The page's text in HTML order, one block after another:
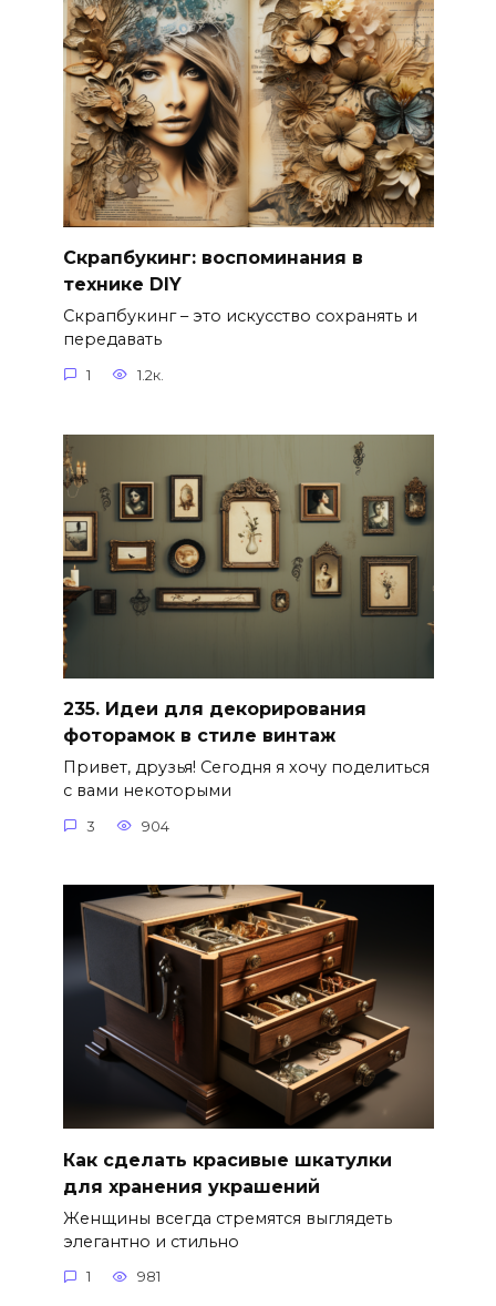
Скрапбукинг: воспоминания в
технике DIY
Скрапбукинг – это искусство сохранять и
передавать
1 1.2к.
235. Идеи для декорирования
фоторамок в стиле винтаж
Привет, друзья! Сегодня я хочу поделиться
с вами некоторыми
3 904
Как сделать красивые шкатулки
для хранения украшений
Женщины всегда стремятся выглядеть
элегантно и стильно
1 981